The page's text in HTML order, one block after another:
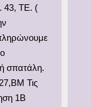
43, ΤΕ. (
σπατάλη.
Τις
1Β